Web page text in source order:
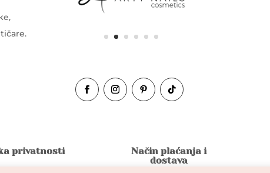
privatnosti
Način plaćanja i
dostava